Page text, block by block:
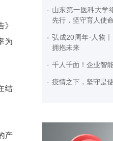
为
结
产
山东第一医科大学
先行，坚守育人使命
弘成20周年·人物
拥抱未来
千人千面！企业智
疫情之下，坚守是